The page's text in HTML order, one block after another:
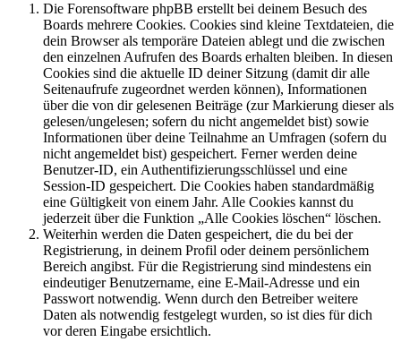
Die Forensoftware phpBB erstellt bei deinem Besuch des
Boards mehrere Cookies. Cookies sind kleine Textdateien, die
dein Browser als temporäre Dateien ablegt und die zwischen
den einzelnen Aufrufen des Boards erhalten bleiben. In diesen
Cookies sind die aktuelle ID deiner Sitzung (damit dir alle
Seitenaufrufe zugeordnet werden können), Informationen
über die von dir gelesenen Beiträge (zur Markierung dieser als
gelesen/ungelesen; sofern du nicht angemeldet bist) sowie
Informationen über deine Teilnahme an Umfragen (sofern du
nicht angemeldet bist) gespeichert. Ferner werden deine
Benutzer-ID, ein Authentifizierungsschlüssel und eine
Session-ID gespeichert. Die Cookies haben standardmäßig
eine Gültigkeit von einem Jahr. Alle Cookies kannst du
jederzeit über die Funktion „Alle Cookies löschen“ löschen.
Weiterhin werden die Daten gespeichert, die du bei der
Registrierung, in deinem Profil oder deinem persönlichem
Bereich angibst. Für die Registrierung sind mindestens ein
eindeutiger Benutzername, eine E-Mail-Adresse und ein
Passwort notwendig. Wenn durch den Betreiber weitere
Daten als notwendig festgelegt wurden, so ist dies für dich
vor deren Eingabe ersichtlich.